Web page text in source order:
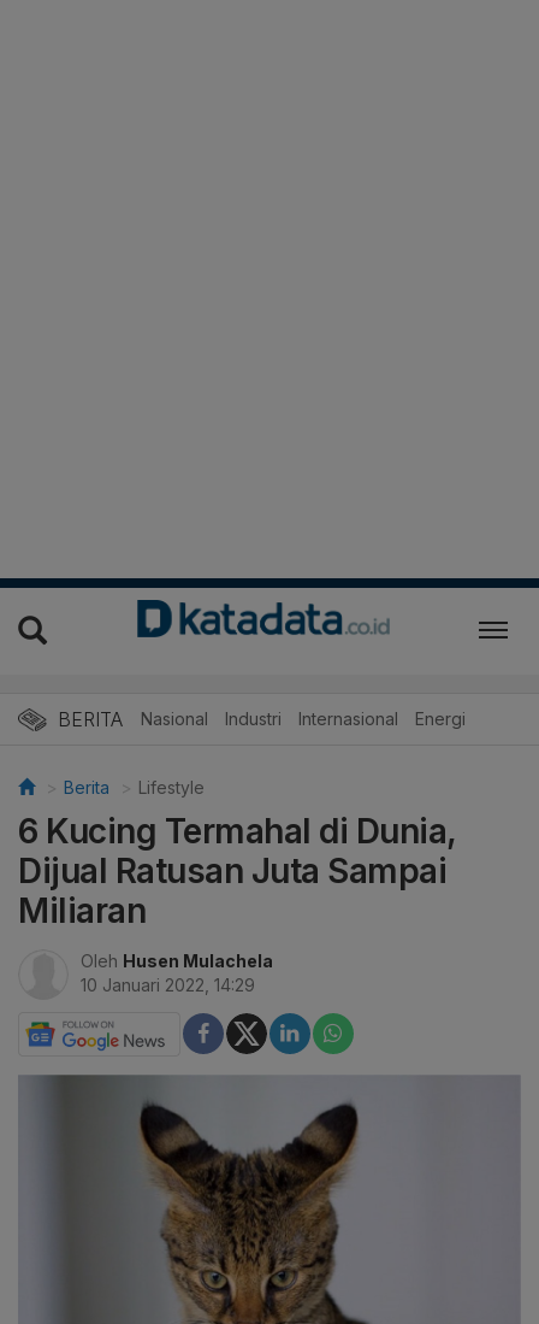
BERITA Nasional Industri Internasional Energi
Berita Lifestyle
6 Kucing Termahal di Dunia,
Dijual Ratusan Juta Sampai
Miliaran
Oleh Husen Mulachela
10 Januari 2022, 14:29